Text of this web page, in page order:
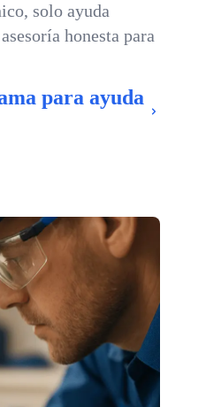
solo ayuda
honesta para
para ayuda